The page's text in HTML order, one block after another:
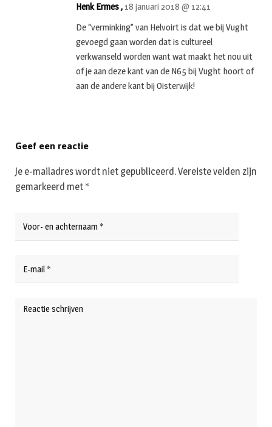
Henk Ermes , 18 januari 2018 @ 12:41
De “verminking” van Helvoirt is dat we bij Vught
gevoegd gaan worden dat is cultureel
verkwanseld worden want wat maakt het nou uit
of je aan deze kant van de N65 bij Vught hoort of
aan de andere kant bij Oisterwijk!
Geef een reactie
Je e-mailadres wordt niet gepubliceerd.Vereiste velden zijn
gemarkeerd met *